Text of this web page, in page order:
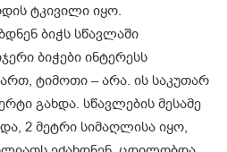
ტკივილი იყო.
ბიჭს სწავლაში
ბიჭები ინტერესს
ტიმოთი – არა. ის საკუთარ
გახდა. სწავლების მესამე
2 მეტრი სიმაღლისა იყო,